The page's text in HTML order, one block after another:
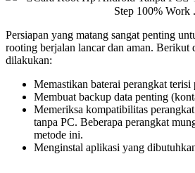
Persiapan yang matang sangat penting
rooting berjalan lancar dan aman. Berikut
dilakukan:
Memastikan baterai perangkat terisi
Membuat backup data penting
Memeriksa kompatibilitas
tanpa PC. Beberapa perangkat
metode ini.
Menginstal aplikasi yang